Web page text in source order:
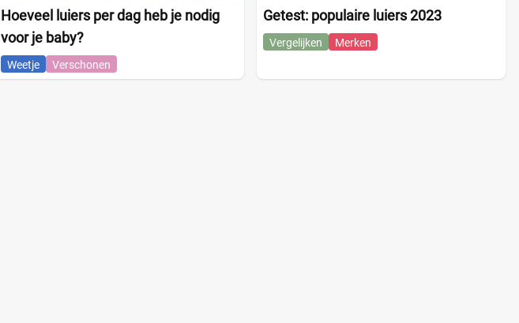
Hoeveel luiers per dag heb je nodig
voor je baby?
Weetje Verschonen
Getest: populaire luiers 2023
Vergelijken Merken